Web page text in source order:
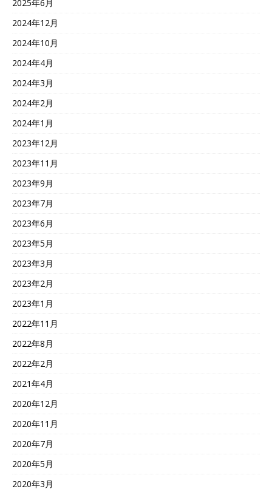
2025年6月
2024年12月
2024年10月
2024年4月
2024年3月
2024年2月
2024年1月
2023年12月
2023年11月
2023年9月
2023年7月
2023年6月
2023年5月
2023年3月
2023年2月
2023年1月
2022年11月
2022年8月
2022年2月
2021年4月
2020年12月
2020年11月
2020年7月
2020年5月
2020年3月